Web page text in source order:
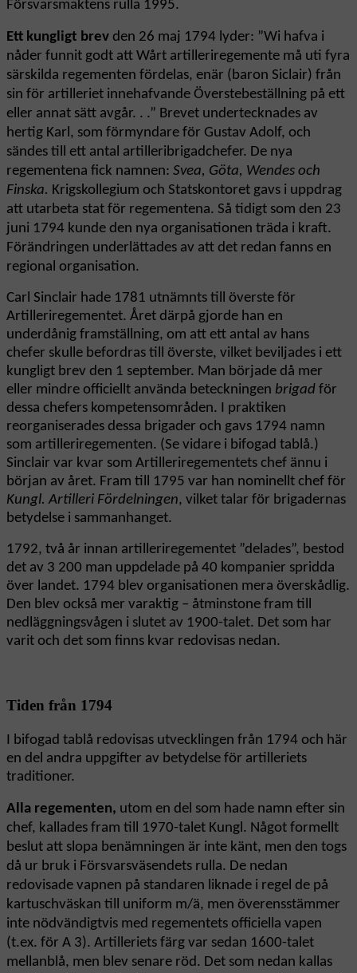
Försvarsmaktens rulla 1995.
Ett kungligt brev den 26 maj 1794 lyder: ”Wi hafva i
nåder funnit godt att Wårt artilleriregemente må uti fyra
särskilda regementen fördelas, enär (baron Siclair) från
sin för artilleriet innehafvande Överstebeställning på ett
eller annat sätt avgår. . .” Brevet undertecknades av
hertig Karl, som förmyndare för Gustav Adolf, och
sändes till ett antal artilleribrigadchefer. De nya
regementena fick namnen: Svea, Göta, Wendes och
Finska. Krigskollegium och Statskontoret gavs i uppdrag
att utarbeta stat för regementena. Så tidigt som den 23
juni 1794 kunde den nya organisationen träda i kraft.
Förändringen underlättades av att det redan fanns en
regional organisation.
Carl Sinclair hade 1781 utnämnts till överste för
Artilleriregementet. Året därpå gjorde han en
underdånig framställning, om att ett antal av hans
chefer skulle befordras till överste, vilket beviljades i ett
kungligt brev den 1 september. Man började då mer
eller mindre officiellt använda beteckningen brigad för
dessa chefers kompetensområden. I praktiken
reorganiserades dessa brigader och gavs 1794 namn
som artilleriregementen. (Se vidare i bifogad tablå.)
Sinclair var kvar som Artilleriregementets chef ännu i
början av året. Fram till 1795 var han nominellt chef för
Kungl. Artilleri Fördelningen, vilket talar för brigadernas
betydelse i sammanhanget.
1792, två år innan artilleriregementet ”delades”, bestod
det av 3 200 man uppdelade på 40 kompanier spridda
över landet. 1794 blev organisationen mera överskådlig.
Den blev också mer varaktig – åtminstone fram till
nedläggningsvågen i slutet av 1900-talet. Det som har
varit och det som finns kvar redovisas nedan.
Tiden från 1794
I bifogad tablå redovisas utvecklingen från 1794 och här
en del andra uppgifter av betydelse för artilleriets
traditioner.
Alla regementen, utom en del som hade namn efter sin
chef, kallades fram till 1970-talet Kungl. Något formellt
beslut att slopa benämningen är inte känt, men den togs
då ur bruk i Försvarsväsendets rulla. De nedan
redovisade vapnen på standaren liknade i regel de på
kartuschväskan till uniform m/ä, men överensstämmer
inte nödvändigtvis med regementets officiella vapen
(t.ex. för A 3). Artilleriets färg var sedan 1600-talet
mellanblå, men blev senare röd. Det som nedan kallas